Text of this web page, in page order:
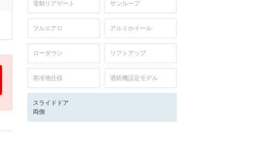
電動リアゲート サンルーフ
フルエアロ アルミホイール
ローダウン リフトアップ
寒冷地仕様 過給機設定モデル
スライドドア
両側